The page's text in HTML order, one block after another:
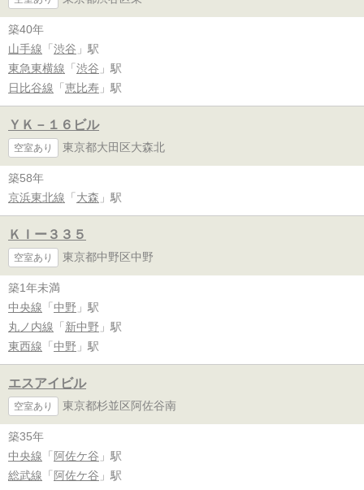
築40年
山手線 「 渋谷 」駅
東急東横線 「 渋谷 」駅
日比谷線 「 恵比寿 」駅
ＹＫ－１６ビル
空室あり 東京都大田区大森北
築58年
京浜東北線 「 大森 」駅
ＫＩー３３５
空室あり 東京都中野区中野
築1年未満
中央線 「 中野 」駅
丸ノ内線 「 新中野 」駅
東西線 「 中野 」駅
エスアイビル
空室あり 東京都杉並区阿佐谷南
築35年
中央線 「 阿佐ケ谷 」駅
総武線 「 阿佐ケ谷 」駅